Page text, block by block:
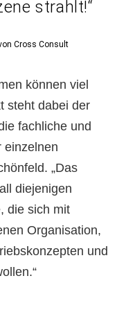
strahlt!“
Cross Consult
können viel
steht dabei der
fachliche und
einzelnen
„Das
diejenigen
die sich mit
Organisation,
und